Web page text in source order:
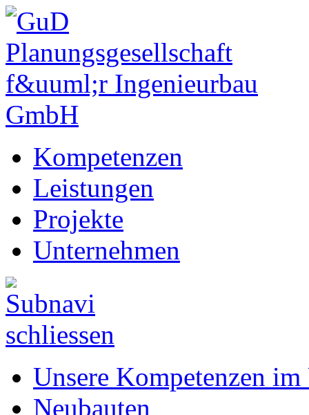
Kompetenzen
Leistungen
Projekte
Unternehmen
Unsere Kompetenzen
Neubauten